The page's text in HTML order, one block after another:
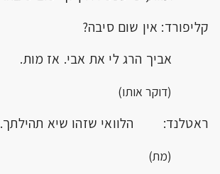
קליפורד: אין שום סיבה?
אביך הרג לי את אבי. אז מות.
(דוקר אותו)
ראטלנד: הלוואי שזהו שיא תהילתך.
(מת)